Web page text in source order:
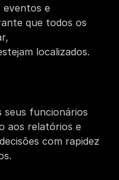
eventos e
que todos os
localizados.
funcionários
aos relatórios e
com rapidez